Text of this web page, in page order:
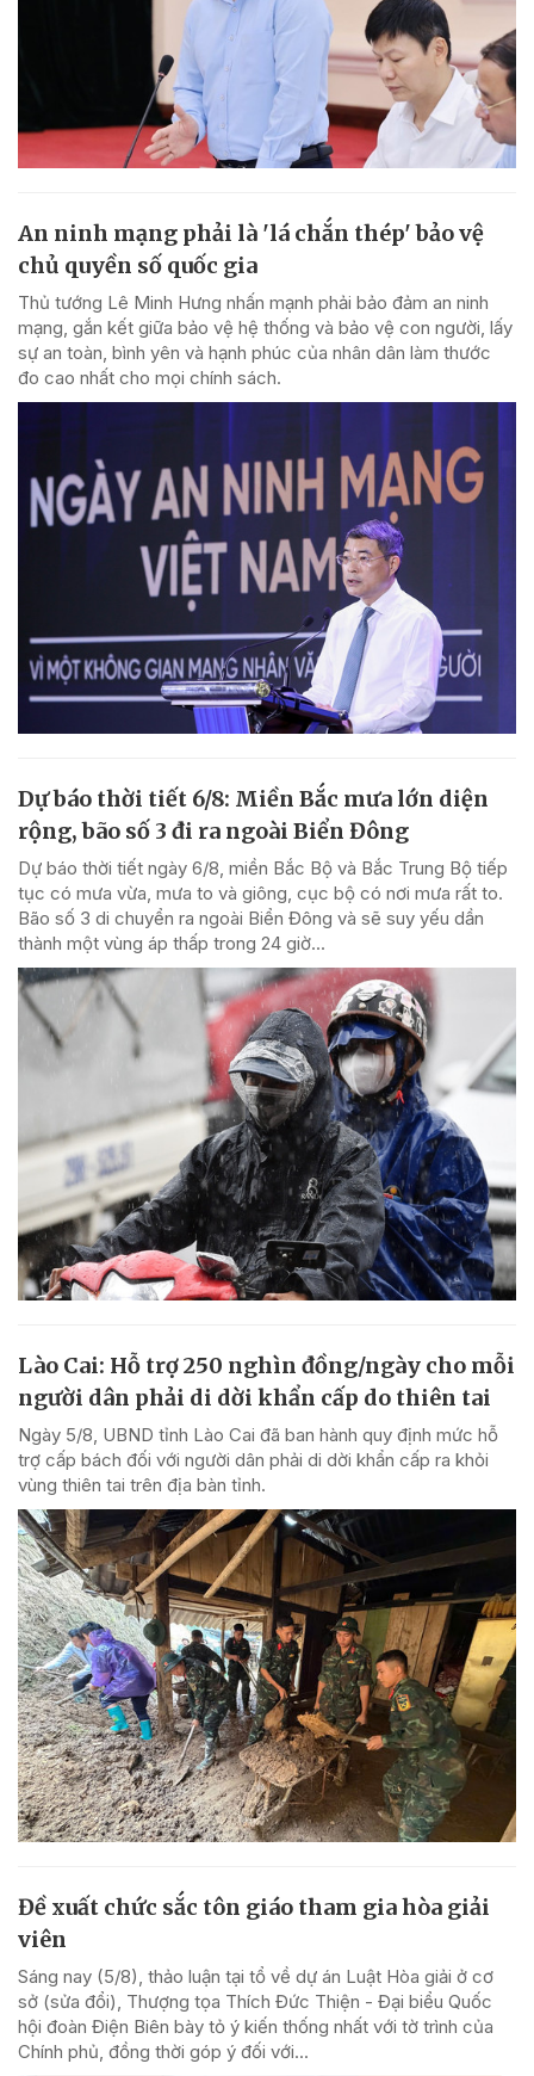
An ninh mạng phải là 'lá chắn thép' bảo vệ
chủ quyền số quốc gia
Thủ tướng Lê Minh Hưng nhấn mạnh phải bảo đảm an ninh
mạng, gắn kết giữa bảo vệ hệ thống và bảo vệ con người, lấy
sự an toàn, bình yên và hạnh phúc của nhân dân làm thước
đo cao nhất cho mọi chính sách.
Dự báo thời tiết 6/8: Miền Bắc mưa lớn diện
rộng, bão số 3 đi ra ngoài Biển Đông
Dự báo thời tiết ngày 6/8, miền Bắc Bộ và Bắc Trung Bộ tiếp
tục có mưa vừa, mưa to và giông, cục bộ có nơi mưa rất to.
Bão số 3 di chuyển ra ngoài Biển Đông và sẽ suy yếu dần
thành một vùng áp thấp trong 24 giờ...
Lào Cai: Hỗ trợ 250 nghìn đồng/ngày cho mỗi
người dân phải di dời khẩn cấp do thiên tai
Ngày 5/8, UBND tỉnh Lào Cai đã ban hành quy định mức hỗ
trợ cấp bách đối với người dân phải di dời khẩn cấp ra khỏi
vùng thiên tai trên địa bàn tỉnh.
Đề xuất chức sắc tôn giáo tham gia hòa giải
viên
Sáng nay (5/8), thảo luận tại tổ về dự án Luật Hòa giải ở cơ
sở (sửa đổi), Thượng tọa Thích Đức Thiện - Đại biểu Quốc
hội đoàn Điện Biên bày tỏ ý kiến thống nhất với tờ trình của
Chính phủ, đồng thời góp ý đối với...